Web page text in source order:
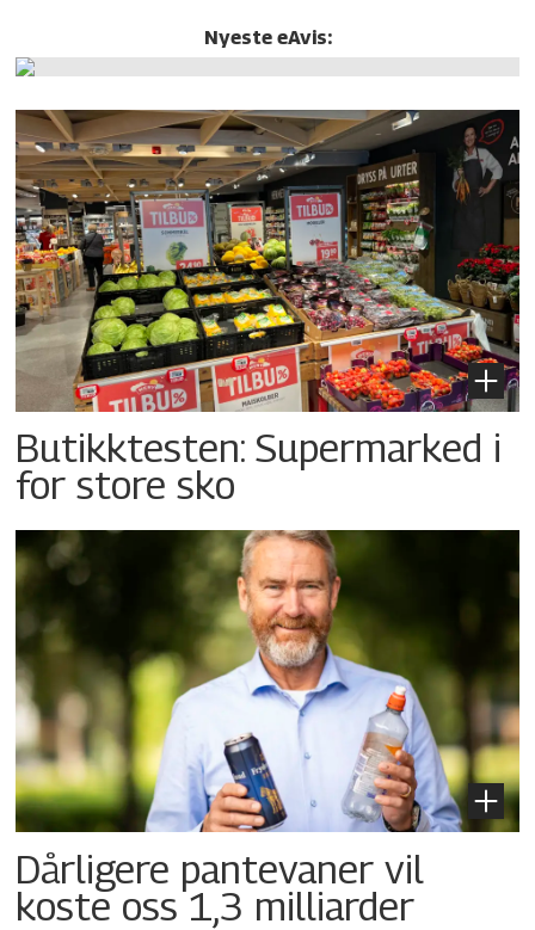
Nyeste eAvis:
Butikktesten: Supermarked i
for store sko
Dårligere pantevaner vil
koste oss 1,3 milliarder